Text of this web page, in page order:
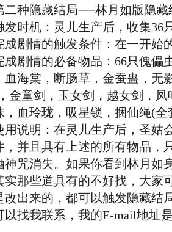
隐藏结局──林月如版隐藏
机：灵儿生产后，收集36只
情的触发条件：在一开始的
情的必备物品：66只傀儡虫
血海棠，断肠草，金蚕蛊，无
金童剑，玉女剑，越女剑，
，血玲珑，吸星锁，捆仙绳(全
明：在灵儿生产后，圣姑会
，并且具有上述的所有物品，
神咒消失。如果你看到林月如
些道具有的不好找，大家可
改出来的，都可以触发隐藏结
以找我联系，我的E-mail地址是